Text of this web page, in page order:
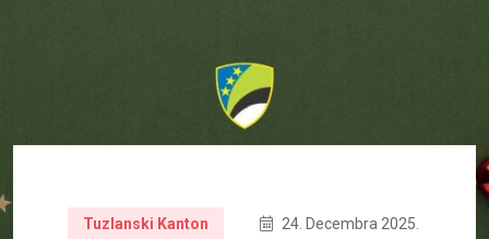
Tuzlanski Kanton 24. Decembra 2025.